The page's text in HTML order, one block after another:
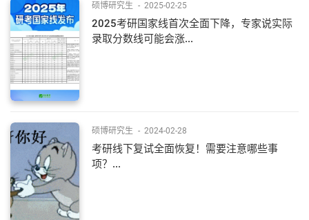
硕博研究生 - 2025-02-25
2025考研国家线首次全面下降，专家说实际
录取分数线可能会涨...
硕博研究生 - 2024-02-28
考研线下复试全面恢复！需要注意哪些事
项？...